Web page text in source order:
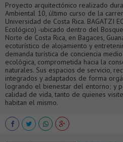
Proyecto arquitectónico realizado
Ambiental 10, último curso de la
Universidad de Costa Rica. BAGATZI
Ecológico) -ubicado dentro del
Norte de Costa Rica, en Bagaces,
ecoturístico de alojamiento y
demanda turística de conciencia
ecológica, comprometida hacia la
naturales. Sus espacios de servicio,
integrados y adaptados de forma
logrando el bienestar del entorno; y
calidad de vida, tanto de quienes
habitan el mismo.